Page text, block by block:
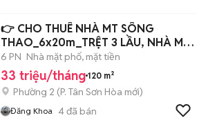
👉 CHO THUÊ NHÀ MT SÔNG
THAO_6x20m_TRỆT 3 LẦU, NHÀ MỚI
ĐẸP.
6 PN Nhà mặt phố, mặt tiền
33 triệu/tháng 120 m²
Phường 2 (P. Tân Sơn Hòa mới)
Đăng Khoa 4đã bán